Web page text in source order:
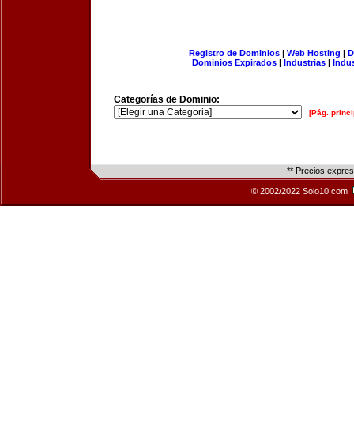
Registro de Dominios| Web Hosting |
Dominios Expirados | Industrias |
Categorías de Dominio:
[Pág.
** Precios
© 2002/2022 Solo10.com